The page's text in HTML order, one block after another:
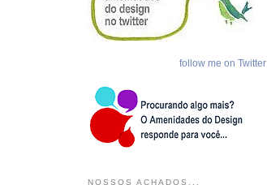
follow me on Twitter
NOSSOS ACHADOS...